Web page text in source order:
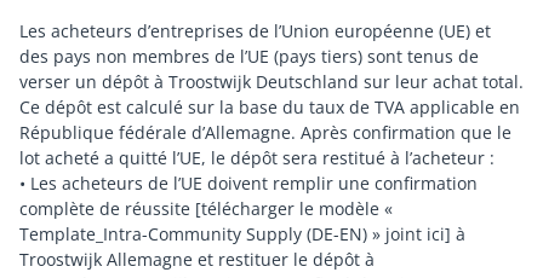
Les acheteurs d’entreprises de l’Union européenne (UE) et
des pays non membres de l’UE (pays tiers) sont tenus de
verser un dépôt à Troostwijk Deutschland sur leur achat total.
Ce dépôt est calculé sur la base du taux de TVA applicable en
République fédérale d’Allemagne. Après confirmation que le
lot acheté a quitté l’UE, le dépôt sera restitué à l’acheteur :
• Les acheteurs de l’UE doivent remplir une confirmation
complète de réussite [télécharger le modèle «
Template_Intra-Community Supply (DE-EN) » joint ici] à
Troostwijk Allemagne et restituer le dépôt à